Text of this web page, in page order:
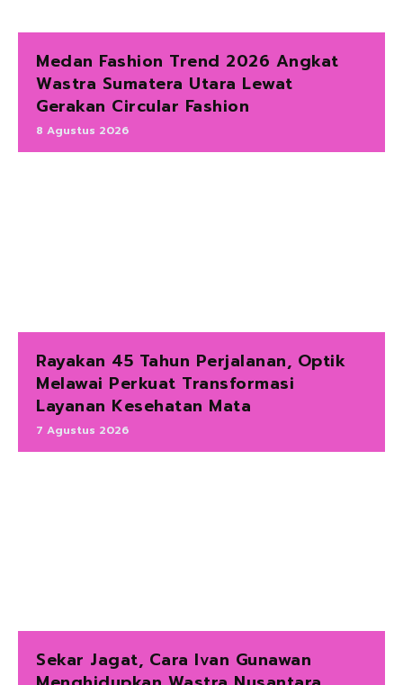
Medan Fashion Trend 2026 Angkat
Wastra Sumatera Utara Lewat
Gerakan Circular Fashion
8 Agustus 2026
Rayakan 45 Tahun Perjalanan, Optik
Melawai Perkuat Transformasi
Layanan Kesehatan Mata
7 Agustus 2026
Sekar Jagat, Cara Ivan Gunawan